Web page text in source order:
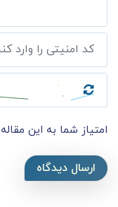
امتیاز شما به این مقاله
ارسال دیدگاه